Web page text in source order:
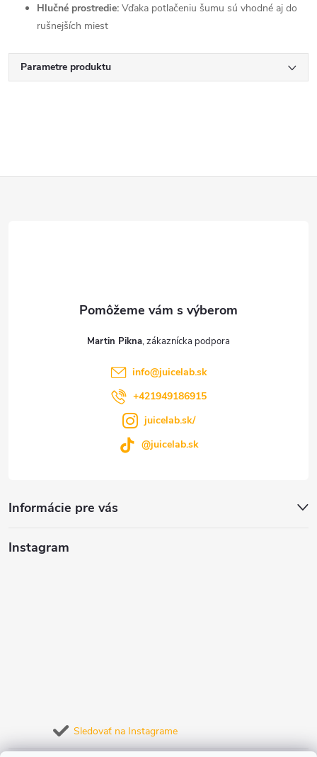
Hlučné prostredie: Vďaka potlačeniu šumu sú vhodné aj do
rušnejších miest
Parametre produktu
Informácie pre vás
Martin Pikna
info@juicelab.sk
+421949186915
juicelab.sk/
@juicelab.sk
Instagram
Sledovať na Instagrame